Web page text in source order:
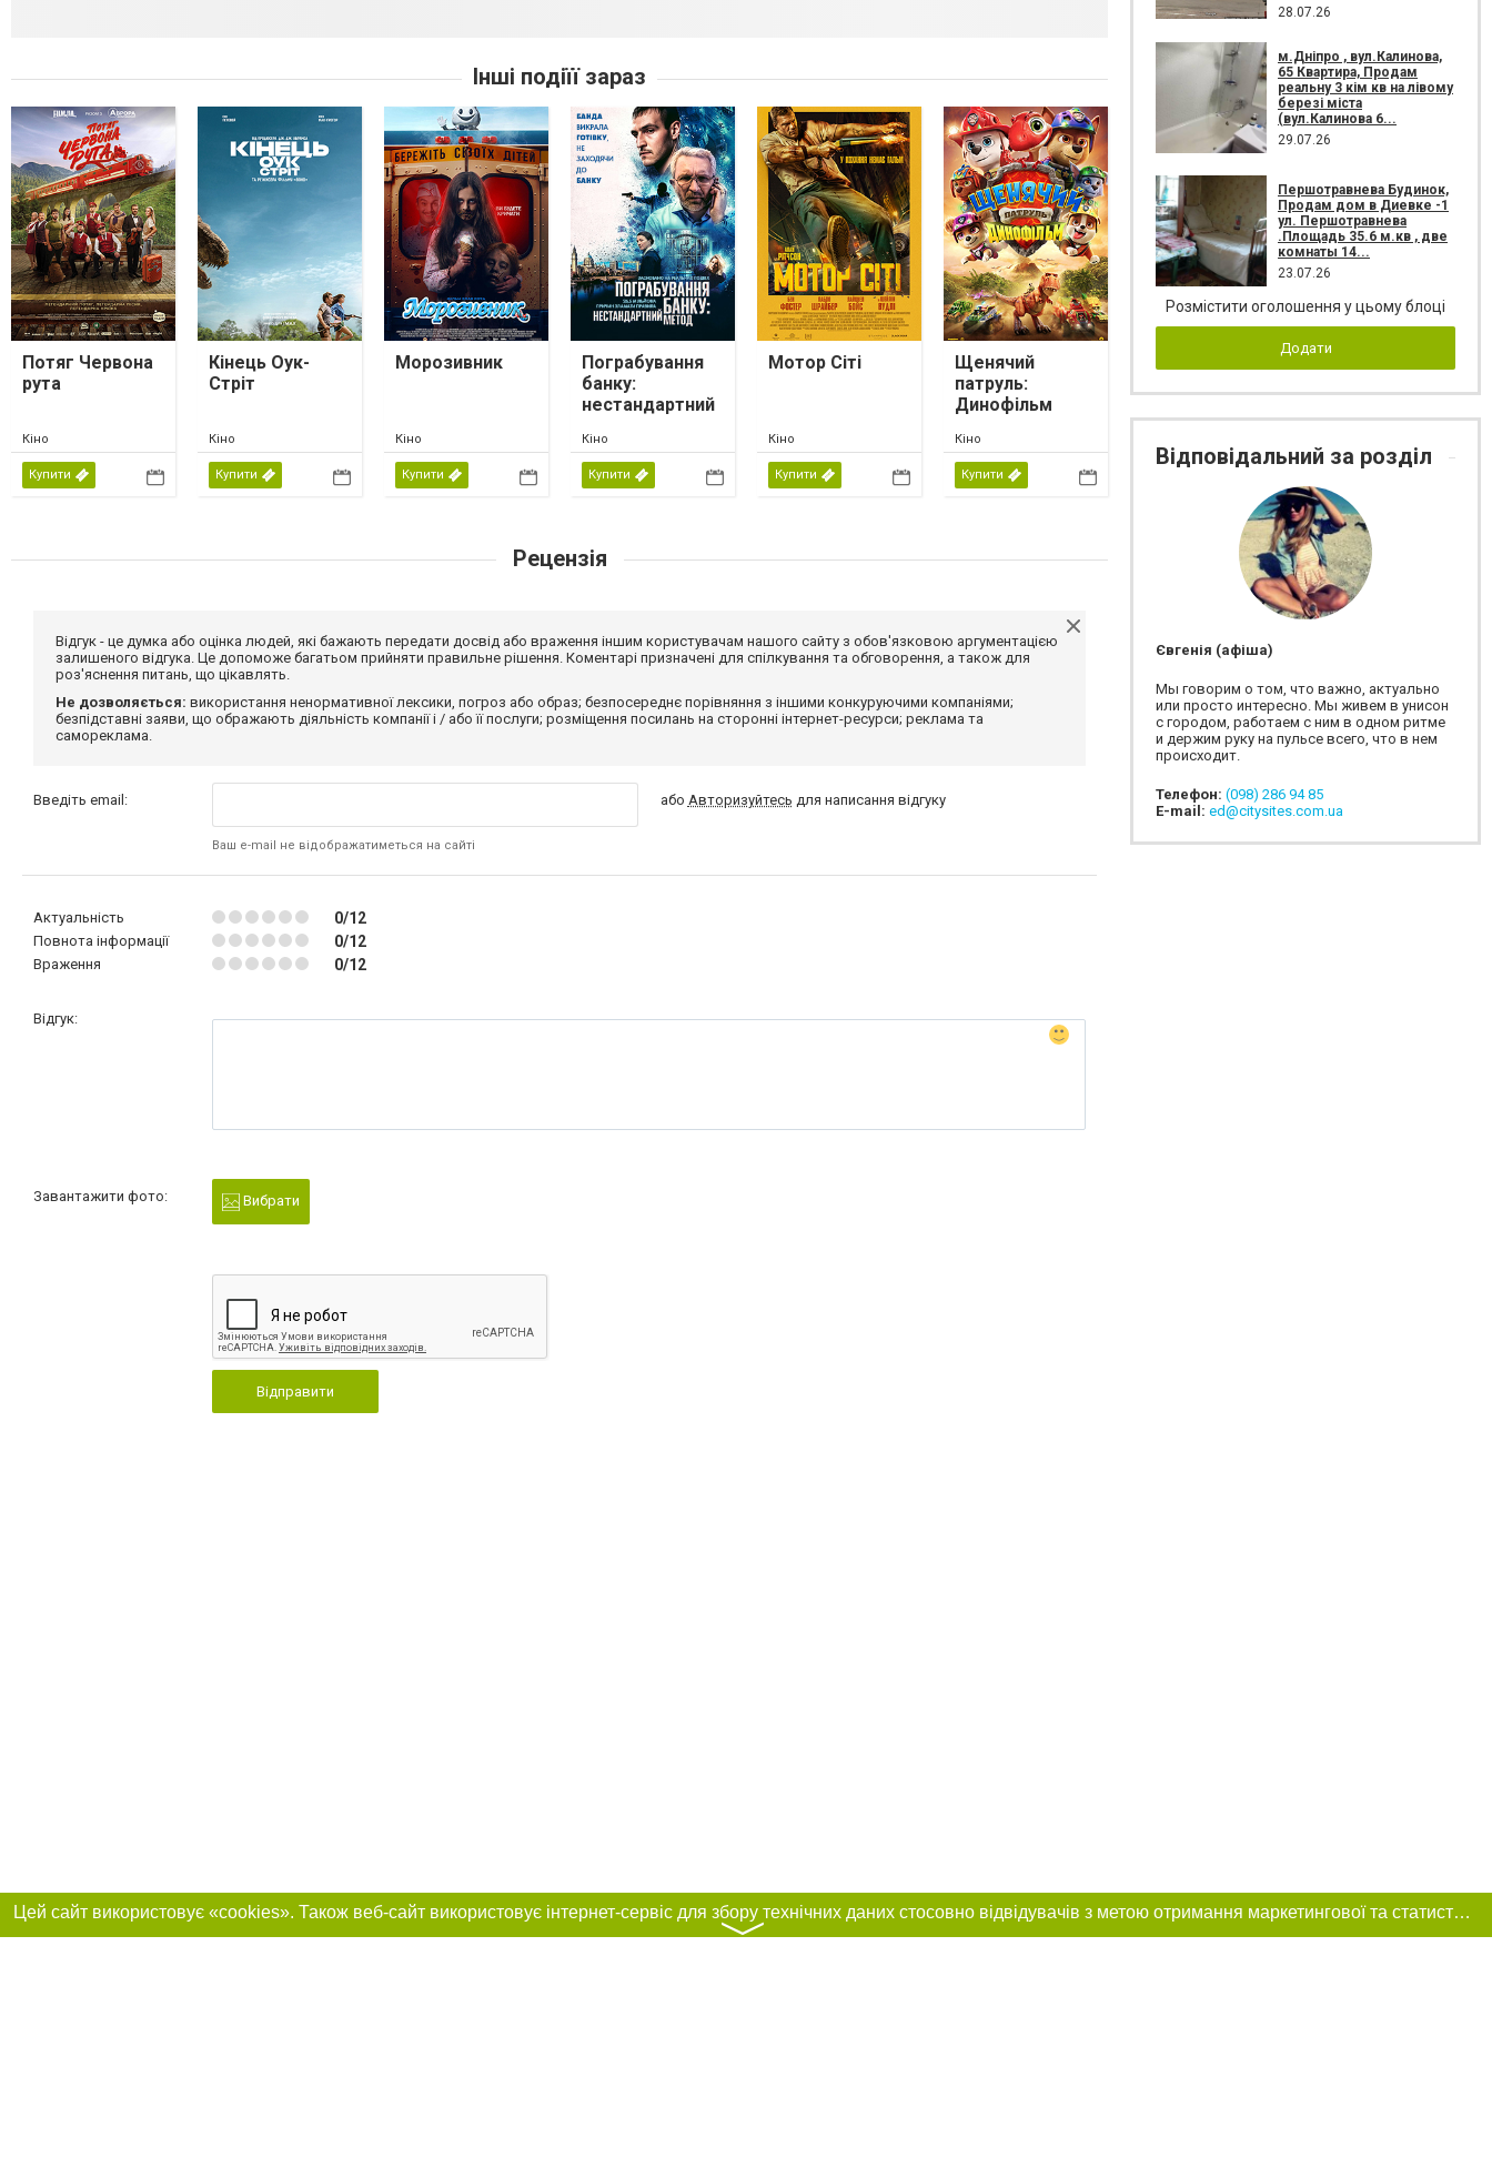
Інші подіїї зараз
Потяг Червона
рута
Кіно
Купити
Кінець Оук-
Стріт
Кіно
Купити
Морозивник
Кіно
Купити
Пограбування
банку:
нестандартний
Кіно
Купити
Мотор Сіті
Кіно
Купити
Щенячий
патруль:
Динофільм
Кіно
Купити
Рецензія
Відгук - це думка або оцінка людей, які бажають передати досвід або враження іншим користувачам нашого сайту з обов'язковою аргументацією
залишеного відгука. Це допоможе багатьом прийняти правильне рішення. Коментарі призначені для спілкування та обговорення, а також для
роз'яснення питань, що цікавлять.
Не дозволяється: використання ненормативної лексики, погроз або образ; безпосереднє порівняння з іншими конкуруючими компаніями;
безпідставні заяви, що ображають діяльність компанії і / або її послуги; розміщення посилань на сторонні інтернет-ресурси; реклама та
самореклама.
Введіть email:
Ваш e-mail не відображатиметься на сайті
або Авторизуйтесь для написання відгуку
Актуальність 0/12
Повнота інформації 0/12
Враження 0/12
Відгук:
Завантажити фото: Вибрати
Відправити
28.07.26
м.Дніпро , вул.Калинова,
65 Квартира, Продам
реальну 3 кім кв на лівому
березі міста
(вул.Калинова 6...
29.07.26
Першотравнева Будинок,
Продам дом в Диевке -1
ул. Першотравнева
.Площадь 35.6 м.кв , две
комнаты 14...
23.07.26
Розмістити оголошення у цьому блоці
Додати
Відповідальний за розділ
Євгенія (афіша)
Мы говорим о том, что важно, актуально
или просто интересно. Мы живем в унисон
с городом, работаем с ним в одном ритме
и держим руку на пульсе всего, что в нем
происходит.
Телефон: (098) 286 94 85
E-mail: ed@citysites.com.ua
Цей сайт використовує «cookies». Також веб-сайт використовує інтернет-сервіс для збору технічних даних стосовно відвідувачів з метою отримання маркетингової та статистичної інформації. Умови обробки даних відвідувачів сайту див.
〉